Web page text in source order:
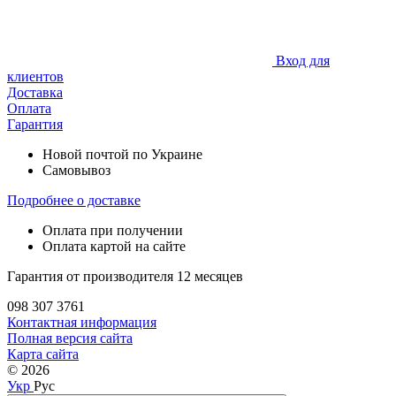
Вход для
клиентов
Доставка
Оплата
Гарантия
Новой почтой по Украине
Самовывоз
Подробнее о доставке
Оплата при получении
Оплата картой на сайте
Гарантия от производителя 12 месяцев
098 307 3761
Контактная информация
Полная версия сайта
Карта сайта
© 2026
Укр Рус